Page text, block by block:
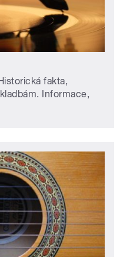
fakta,
Informace,